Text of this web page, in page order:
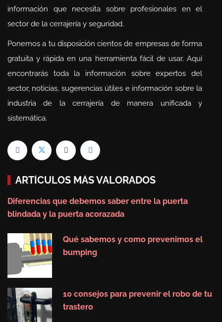
información que necesita sobre profesionales en el
sector de la cerrajería y seguridad.
Ponemos a tu disposición cientos de empresas de forma
gratuita y rápida en una herramienta fácil de usar. Aquí
encontrarás toda la información sobre expertos del
sector, noticias, sugerencias útiles e información sobre la
industria de la cerrajería de manera unificada y
sistemática.
ARTÍCULOS MÁS VALORADOS
Diferencias que debemos saber entre la puerta
blindada y la puerta acorazada
Qué sabemos y como prevenimos el
bumping
10 consejos para prevenir el robo de tu
trastero